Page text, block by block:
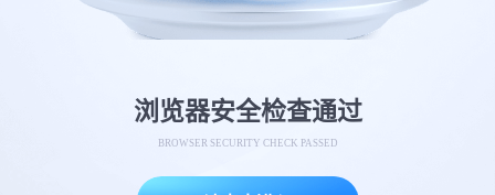
浏览器安全检查通过
BROWSER SECURITY CHECK PASSED